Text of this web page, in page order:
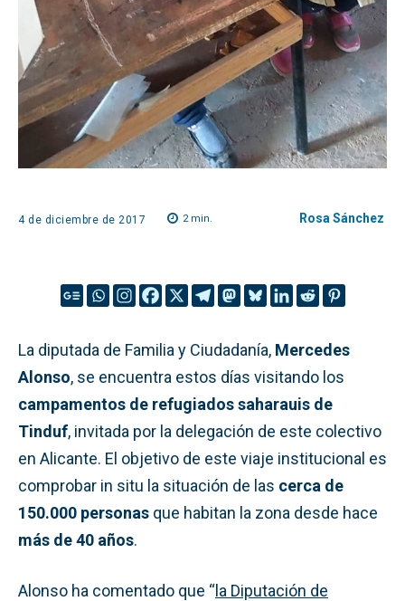
4 de diciembre de 2017 2min. Rosa Sánchez
La diputada de Familia y Ciudadanía, Mercedes
Alonso, se encuentra estos días visitando los
campamentos de refugiados saharauis de
Tinduf, invitada por la delegación de este colectivo
en Alicante. El objetivo de este viaje institucional es
comprobar in situ la situación de las cerca de
150.000 personas que habitan la zona desde hace
más de 40 años.
Alonso ha comentado que “la Diputación de